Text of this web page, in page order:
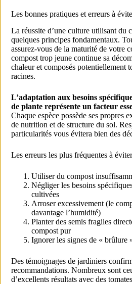
Les bonnes pratiques et erreurs à
La réussite d’une culture utilisant du
quelques principes fondamentaux.
assurez-vous de la maturité de votre
compost trop jeune continue sa
chaleur et composés potentiellement
racines.
L’adaptation aux besoins
de plante représente un facteur
Chaque espèce possède ses propres
de nutrition et de structure du sol.
particularités vous évitera bien des
Les erreurs les plus fréquentes à
Utiliser du compost
Négliger les besoins
cultivées
Arroser excessivement (le
davantage l’humidité)
Planter des semis fragiles
compost pur
Ignorer les signes de « brûlure
Des témoignages de jardiniers
recommandations. Nombreux sont
d’excellents résultats avec des